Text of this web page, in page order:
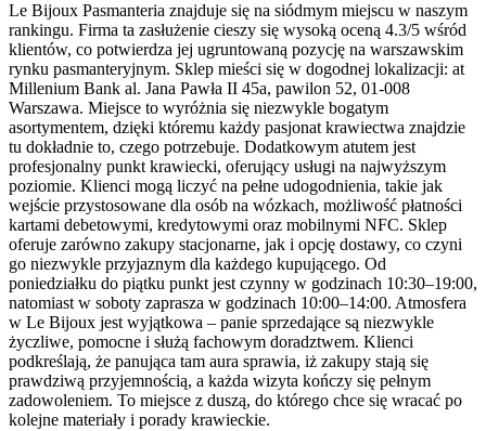
Le Bijoux Pasmanteria znajduje się na siódmym miejscu w naszym
rankingu. Firma ta zasłużenie cieszy się wysoką oceną 4.3/5 wśród
klientów, co potwierdza jej ugruntowaną pozycję na warszawskim
rynku pasmanteryjnym. Sklep mieści się w dogodnej lokalizacji: at
Millenium Bank al. Jana Pawła II 45a, pawilon 52, 01-008
Warszawa. Miejsce to wyróżnia się niezwykle bogatym
asortymentem, dzięki któremu każdy pasjonat krawiectwa znajdzie
tu dokładnie to, czego potrzebuje. Dodatkowym atutem jest
profesjonalny punkt krawiecki, oferujący usługi na najwyższym
poziomie. Klienci mogą liczyć na pełne udogodnienia, takie jak
wejście przystosowane dla osób na wózkach, możliwość płatności
kartami debetowymi, kredytowymi oraz mobilnymi NFC. Sklep
oferuje zarówno zakupy stacjonarne, jak i opcję dostawy, co czyni
go niezwykle przyjaznym dla każdego kupującego. Od
poniedziałku do piątku punkt jest czynny w godzinach 10:30–19:00,
natomiast w soboty zaprasza w godzinach 10:00–14:00. Atmosfera
w Le Bijoux jest wyjątkowa – panie sprzedające są niezwykle
życzliwe, pomocne i służą fachowym doradztwem. Klienci
podkreślają, że panująca tam aura sprawia, iż zakupy stają się
prawdziwą przyjemnością, a każda wizyta kończy się pełnym
zadowoleniem. To miejsce z duszą, do którego chce się wracać po
kolejne materiały i porady krawieckie.